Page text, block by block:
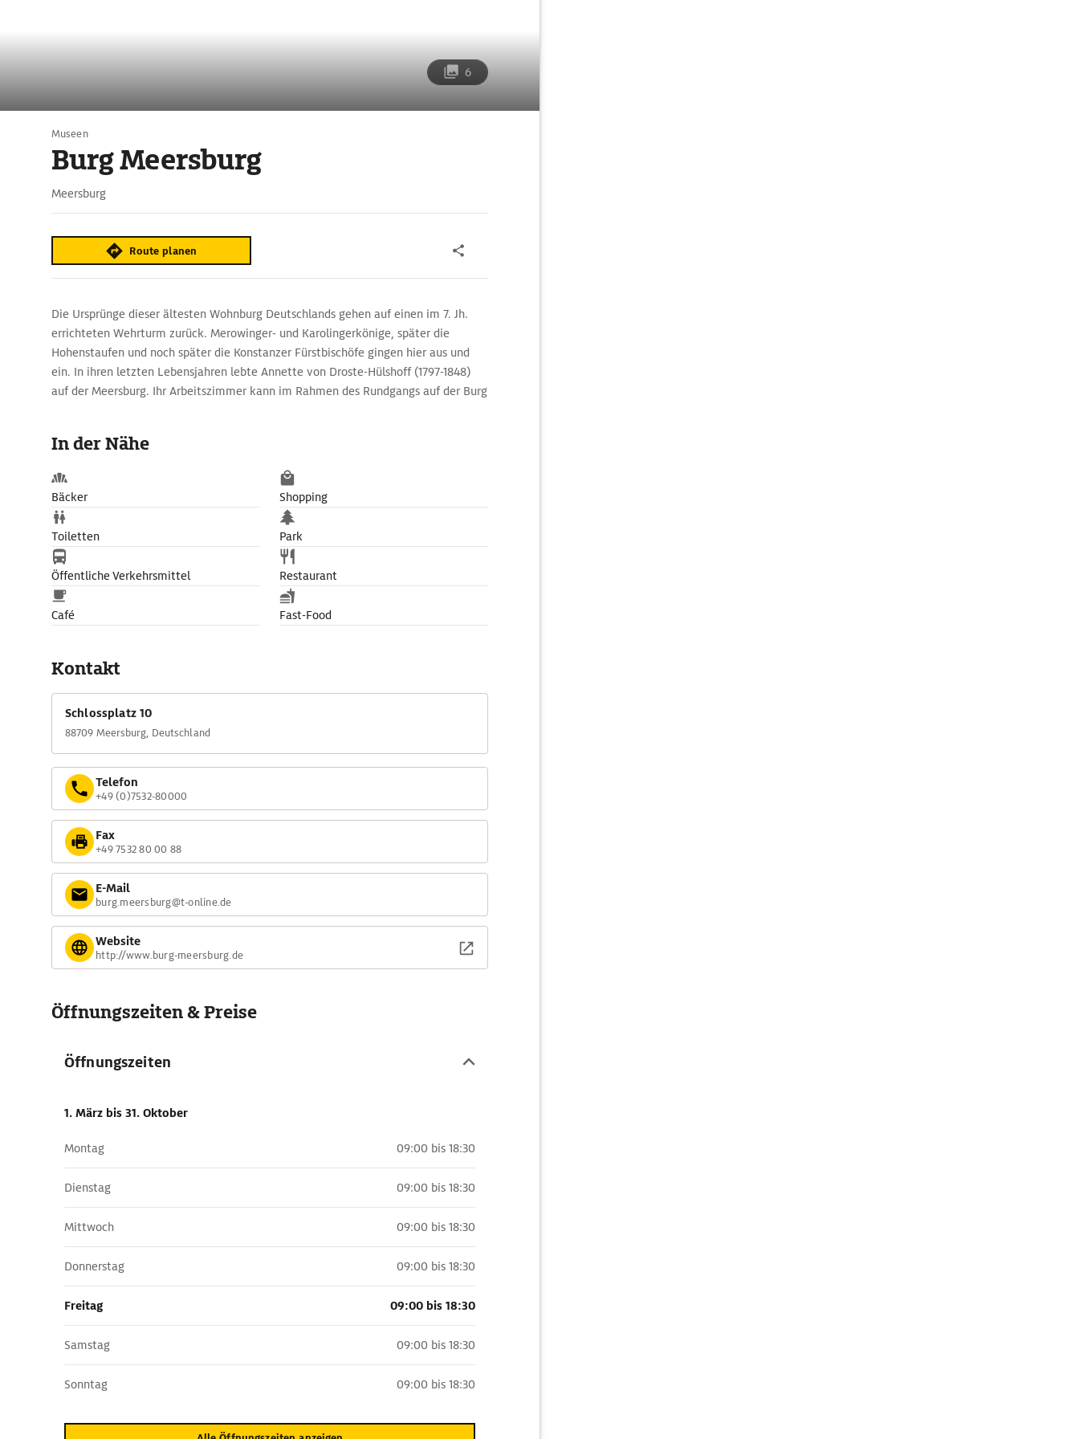
6
Museen
Burg Meersburg
Meersburg
Route planen
Die Ursprünge dieser ältesten Wohnburg Deutschlands gehen auf einen im 7. Jh.
errichteten Wehrturm zurück. Merowinger- und Karolingerkönige, später die
Hohenstaufen und noch später die Konstanzer Fürstbischöfe gingen hier aus und
ein. In ihren letzten Lebensjahren lebte Annette von Droste-Hülshoff (1797-1848)
auf der Meersburg. Ihr Arbeitszimmer kann im Rahmen des Rundgangs auf der Burg
In der Nähe
Bäcker Shopping
Toiletten Park
Öffentliche Verkehrsmittel Restaurant
Café Fast-Food
Kontakt
Schlossplatz 10
88709 Meersburg, Deutschland
Telefon
+49 (0)7532-80000
Fax
+49 7532 80 00 88
E-Mail
burg.meersburg@t-online.de
Website
http://www.burg-meersburg.de
Öffnungszeiten & Preise
Öffnungszeiten
1. März bis 31. Oktober
Montag 09:00 bis 18:30
Dienstag 09:00 bis 18:30
Mittwoch 09:00 bis 18:30
Donnerstag 09:00 bis 18:30
Freitag 09:00 bis 18:30
Samstag 09:00 bis 18:30
Sonntag 09:00 bis 18:30